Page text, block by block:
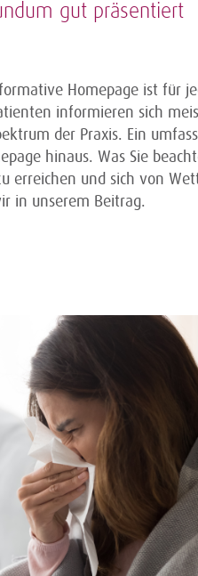
gut präsentiert
Homepage ist für
informieren sich
der Praxis. Ein
hinaus. Was Sie
erreichen und sich von
in unserem Beitrag.